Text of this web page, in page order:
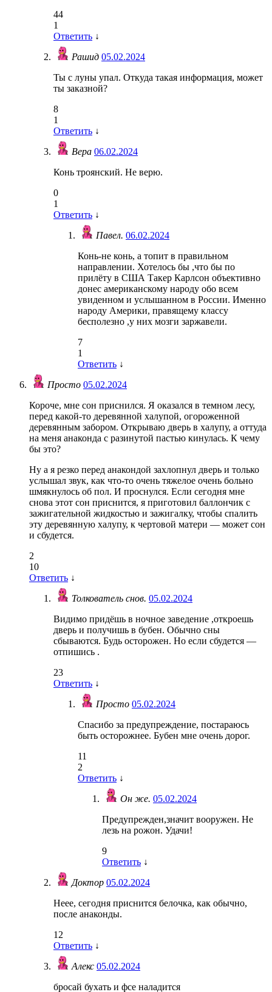
44
1
Ответить ↓
Рашид 05.02.2024
Ты с луны упал. Откуда такая информация, может
ты заказной?
8
1
Ответить ↓
Вера 06.02.2024
Конь троянский. Не верю.
0
1
Ответить ↓
Павел. 06.02.2024
Конь-не конь, а топит в правильном
направлении. Хотелось бы ,что бы по
прилёту в США Такер Карлсон объективно
донес американскому народу обо всем
увиденном и услышанном в России. Именно
народу Америки, правящему классу
бесполезно ,у них мозги заржавели.
7
1
Ответить ↓
Просто 05.02.2024
Короче, мне сон приснился. Я оказался в темном лесу,
перед какой-то деревянной халупой, огороженной
деревянным забором. Открываю дверь в халупу, а оттуда
на меня анаконда с разинутой пастью кинулась. К чему
бы это?
Ну а я резко перед анакондой захлопнул дверь и только
услышал звук, как что-то очень тяжелое очень больно
шмякнулось об пол. И проснулся. Если сегодня мне
снова этот сон приснится, я приготовил баллончик с
зажигательной жидкостью и зажигалку, чтобы спалить
эту деревянную халупу, к чертовой матери — может сон
и сбудется.
2
10
Ответить ↓
Толкователь снов. 05.02.2024
Видимо придёшь в ночное заведение ,откроешь
дверь и получишь в бубен. Обычно сны
сбываются. Будь осторожен. Но если сбудется —
отпишись .
23
Ответить ↓
Просто 05.02.2024
Спасибо за предупреждение, постараюсь
быть осторожнее. Бубен мне очень дорог.
11
2
Ответить ↓
Он же. 05.02.2024
Предупрежден,значит вооружен. Не
лезь на рожон. Удачи!
9
Ответить ↓
Доктор 05.02.2024
Неее, сегодня приснится белочка, как обычно,
после анаконды.
12
Ответить ↓
Алекс 05.02.2024
бросай бухать и фсе наладится